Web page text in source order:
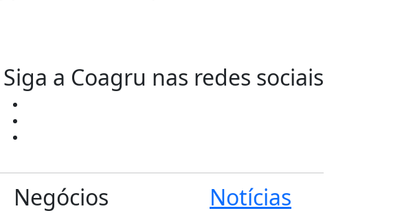
Siga a Coagru nas redes sociais
Negócios
Notícias